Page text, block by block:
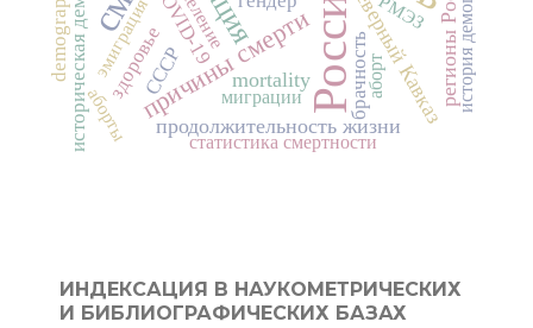
Россия
причины смерти Северный Кавказ
продолжительность жизни
mortality регионы России
брачность
COVID-19
СССР
здоровье аборт
эмиграция РМЭЗ
миграции
статистика смертности
аборты
ИНДЕКСАЦИЯ В НАУКОМЕТРИЧЕСКИХ
И БИБЛИОГРАФИЧЕСКИХ БАЗАХ